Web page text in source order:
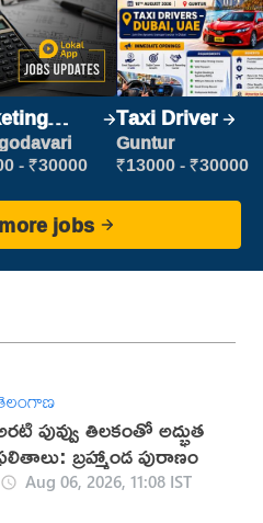
- ₹30000
Taxi Driver
Guntur
₹13000 - ₹30000
jobs
పువ్వు తిలకంతో అద్భుత
బ్రహ్మాండ పురాణం
Aug 06, 2026, 11:08 IST